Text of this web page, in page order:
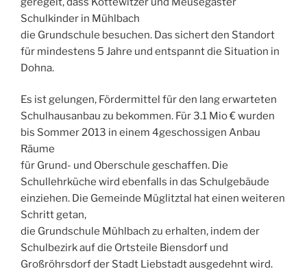
Schulkinder in Mühlbach
die Grundschule besuchen. Das sichert den Standort
für mindestens 5 Jahre und entspannt die Situation in
Dohna.
Es ist gelungen, Fördermittel für den lang erwarteten
Schulhausanbau zu bekommen. Für 3.1 Mio € wurden
bis Sommer 2013 in einem 4geschossigen Anbau
Räume
für Grund- und Oberschule geschaffen. Die
Schullehrküche wird ebenfalls in das Schulgebäude
einziehen. Die Gemeinde Müglitztal hat einen weiteren
Schritt getan,
die Grundschule Mühlbach zu erhalten, indem der
Schulbezirk auf die Ortsteile Biensdorf und
Großröhrsdorf der Stadt Liebstadt ausgedehnt wird.